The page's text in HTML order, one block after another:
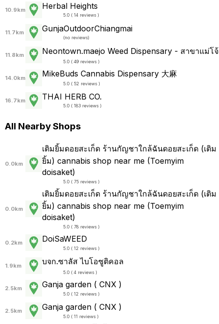
10.9km Herbal Heights
5.0 ( 14 reviews )
11.7km GunjaOutdoorChiangmai
(no reviews)
11.8km Neontown.maejo Weed Dispensary - สาขาแม่โจ้
5.0 ( 49 reviews )
14.0km MikeBuds Cannabis Dispensary 大麻
5.0 ( 52 reviews )
16.7km THAI HERB CO.
5.0 ( 183 reviews )
All Nearby Shops
0.0km
เติมยิ้มดอยสะเก็ด ร้านกัญชาใกล้ฉันดอยสะเก็ด (เติม
ยิ้ม) cannabis shop near me (Toemyim
doisaket)
5.0 ( 75 reviews )
0.0km
เติมยิ้มดอยสะเก็ด ร้านกัญชาใกล้ฉันดอยสะเก็ด (เติม
ยิ้ม) cannabis shop near me (Toemyim
doisaket)
5.0 ( 78 reviews )
0.2km DoiSaWEED
5.0 ( 12 reviews )
1.9km บจก.ซาลัส ไบโอซูติคอล
5.0 ( 4 reviews )
2.5km Ganja garden ( CNX )
5.0 ( 12 reviews )
2.5km Ganja garden ( CNX )
5.0 ( 11 reviews )